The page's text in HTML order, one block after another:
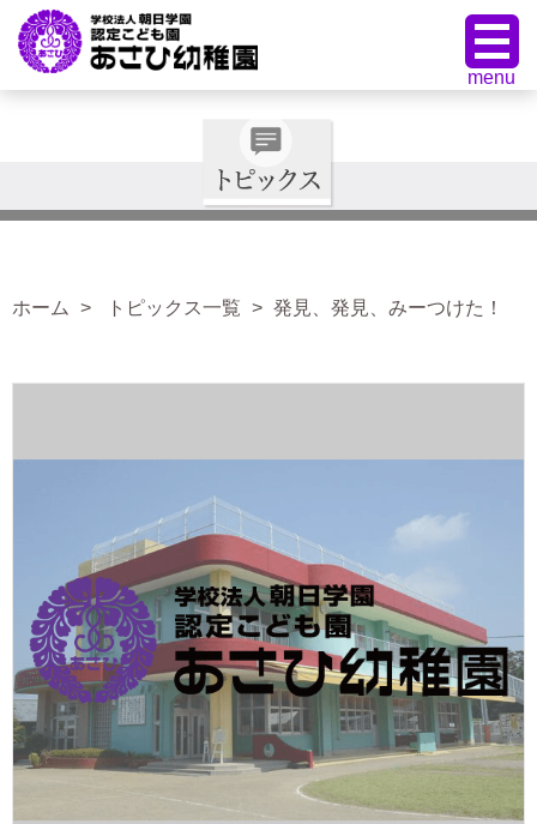
ホーム トピックス一覧 発見、発見、みーつけた！